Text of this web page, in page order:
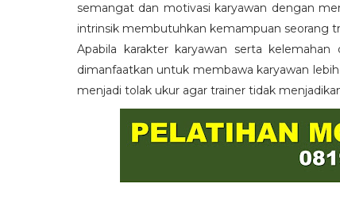
semangat dan motivasi karyawan dengan
intrinsik membutuhkan kemampuan seorang
Apabila karakter karyawan serta
dimanfaatkan untuk membawa karyawan
menjadi tolak ukur agar trainer tidak